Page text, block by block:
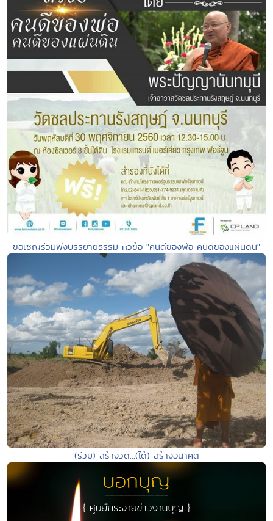
ขอเชิญร่วมฟังบรรยายธรรม หัวข้อ "คนดีของพ่อ คนดีของแผ่นดิน"
(ร่วม) สร้างวัด...(ได้) สร้างอนาคต